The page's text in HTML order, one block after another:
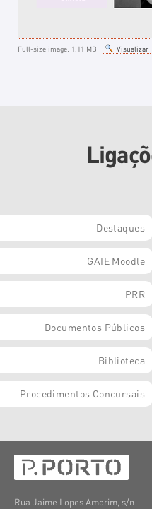
Full-size image: 1.11 MB | Visualizar
Destaques
GAIE Moodle
PRR
Documentos Públicos
Biblioteca
Procedimentos Concursais
Rua Jaime Lopes Amorim, s/n